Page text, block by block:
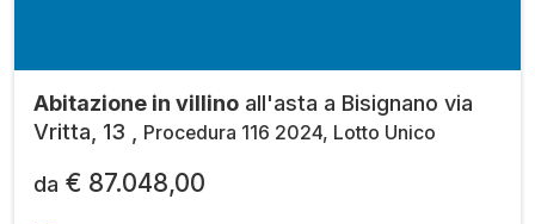
Abitazione in villino all'asta a Bisignano via
Vritta, 13 ,
Procedura 116 2024, Lotto Unico
da € 87.048,00